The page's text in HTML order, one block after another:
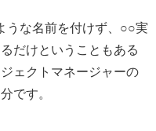
うな名前を付けず、○○実
だけということもある
ェクトマネージャーの
です。